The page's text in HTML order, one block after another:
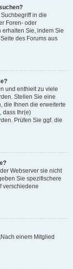
in die
Foren- oder
Sie, indem Sie
des Forums aus
und enthielt zu viele
Stellen Sie eine
die Ihnen die erweiterte
dass Ihr(e)
Prüfen Sie ggf. die
Webserver sie nicht
Sie spezifischere
verschiedene
einem Mitglied